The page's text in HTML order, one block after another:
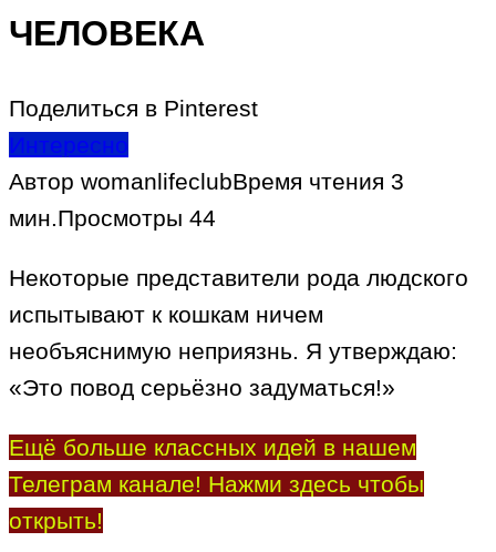
ЧЕЛОВЕКА
Поделиться в Pinterest
Интересно
Автор womanlifeclubВремя чтения 3
мин.Просмотры 44
Некоторые представители рода людского
испытывают к кошкам ничем
необъяснимую неприязнь. Я утверждаю:
«Это повод серьёзно задуматься!»
Ещё больше классных идей в нашем
Телеграм канале! Нажми здесь чтобы
открыть!